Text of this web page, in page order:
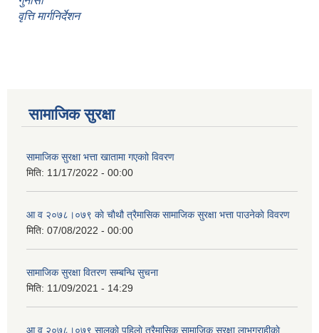
वृत्ति मार्गनिर्देशन
सामाजिक सुरक्षा
सामाजिक सुरक्षा भत्ता खातामा गएकाो विवरण
मिति: 11/17/2022 - 00:00
आ व २०७८।०७९ काे चाैथौ त्रैमासिक सामाजिक सुरक्षा भत्ता पाउनेकाे विवरण
मिति: 07/08/2022 - 00:00
सामाजिक सुरक्षा वितरण सम्बन्धि सुचना
मिति: 11/09/2021 - 14:29
आ व २०७८।०७९ सालकाे पहिलाे त्रैमासिक सामाजिक सुरक्षा लाभग्राहीकाे